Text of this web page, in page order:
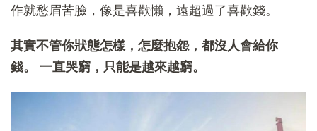
作就愁眉苦臉，像是喜歡懶，遠超過了喜歡錢。
其實不管你狀態怎樣，怎麼抱怨，都沒人會給你
錢。
一直哭窮，只能是越來越窮。